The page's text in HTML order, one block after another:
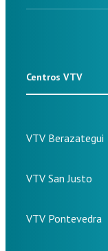
Centros VTV
VTV Berazategui
VTV San Justo
VTV Pontevedra